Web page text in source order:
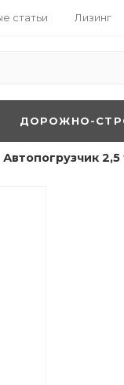
статьи Лизинг
ДОРОЖНО-
Автопогрузчик